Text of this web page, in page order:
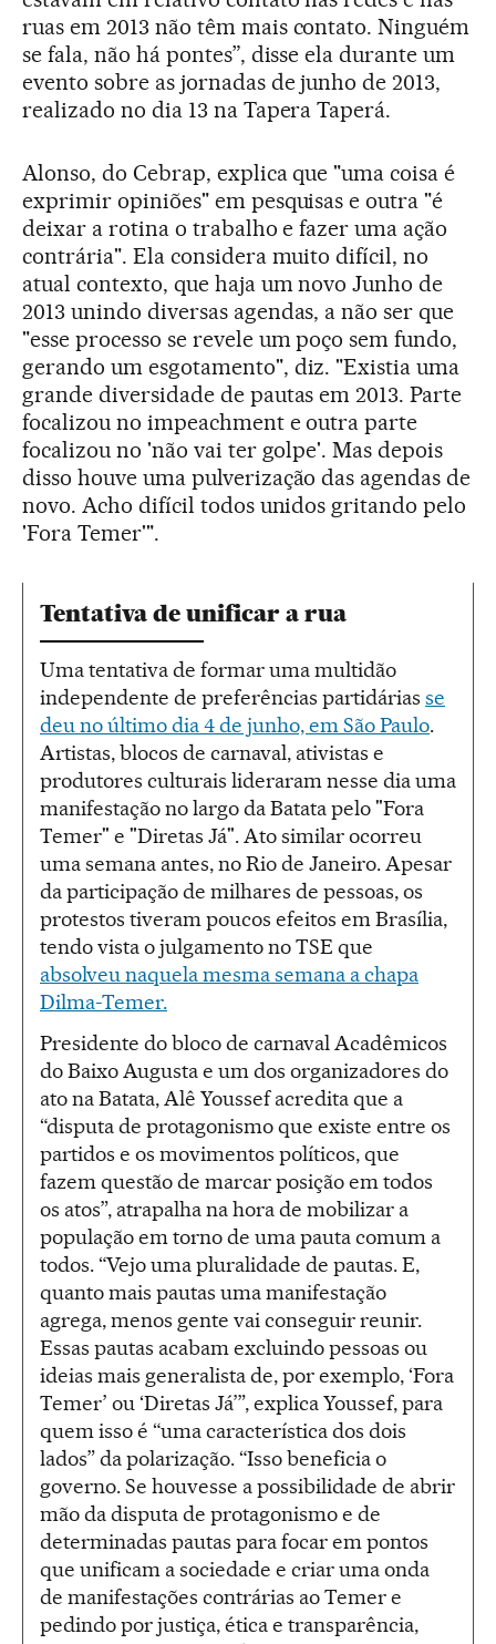
ruas em 2013 não têm mais contato. Ninguém
se fala, não há pontes”, disse ela durante um
evento sobre as jornadas de junho de 2013,
realizado no dia 13 na Tapera Taperá.
Alonso, do Cebrap, explica que "uma coisa é
exprimir opiniões" em pesquisas e outra "é
deixar a rotina o trabalho e fazer uma ação
contrária". Ela considera muito difícil, no
atual contexto, que haja um novo Junho de
2013 unindo diversas agendas, a não ser que
"esse processo se revele um poço sem fundo,
gerando um esgotamento", diz. "Existia uma
grande diversidade de pautas em 2013. Parte
focalizou no impeachment e outra parte
focalizou no 'não vai ter golpe'. Mas depois
disso houve uma pulverização das agendas de
novo. Acho difícil todos unidos gritando pelo
'Fora Temer'".
Tentativa de unificar a rua
Uma tentativa de formar uma multidão
independente de preferências partidárias se
deu no último dia 4 de junho, em São Paulo.
Artistas, blocos de carnaval, ativistas e
produtores culturais lideraram nesse dia uma
manifestação no largo da Batata pelo "Fora
Temer" e "Diretas Já". Ato similar ocorreu
uma semana antes, no Rio de Janeiro. Apesar
da participação de milhares de pessoas, os
protestos tiveram poucos efeitos em Brasília,
tendo vista o julgamento no TSE que
absolveu naquela mesma semana a chapa
Dilma-Temer.
Presidente do bloco de carnaval Acadêmicos
do Baixo Augusta e um dos organizadores do
ato na Batata, Alê Youssef acredita que a
“disputa de protagonismo que existe entre os
partidos e os movimentos políticos, que
fazem questão de marcar posição em todos
os atos”, atrapalha na hora de mobilizar a
população em torno de uma pauta comum a
todos. “Vejo uma pluralidade de pautas. E,
quanto mais pautas uma manifestação
agrega, menos gente vai conseguir reunir.
Essas pautas acabam excluindo pessoas ou
ideias mais generalista de, por exemplo, ‘Fora
Temer’ ou ‘Diretas Já’”, explica Youssef, para
quem isso é “uma característica dos dois
lados” da polarização. “Isso beneficia o
governo. Se houvesse a possibilidade de abrir
mão da disputa de protagonismo e de
determinadas pautas para focar em pontos
que unificam a sociedade e criar uma onda
de manifestações contrárias ao Temer e
pedindo por justiça, ética e transparência,